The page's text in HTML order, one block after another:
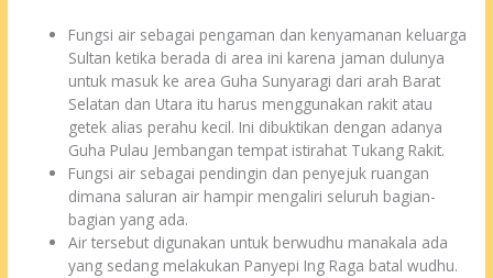
Fungsi air sebagai pengaman dan kenyamanan keluarga
Sultan ketika berada di area ini karena jaman dulunya
untuk masuk ke area Guha Sunyaragi dari arah Barat
Selatan dan Utara itu harus menggunakan rakit atau
getek alias perahu kecil. Ini dibuktikan dengan adanya
Guha Pulau Jembangan tempat istirahat Tukang Rakit.
Fungsi air sebagai pendingin dan penyejuk ruangan
dimana saluran air hampir mengaliri seluruh bagian-
bagian yang ada.
Air tersebut digunakan untuk berwudhu manakala ada
yang sedang melakukan Panyepi Ing Raga batal wudhu.